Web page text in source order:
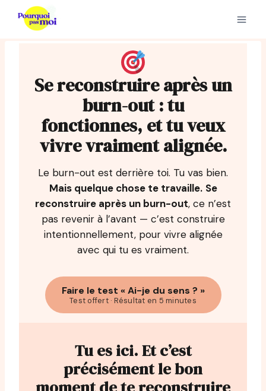
Se reconstruire après un
burn-out : tu
fonctionnes, et tu veux
vivre vraiment alignée.
Le burn-out est derrière toi. Tu vas bien.
Mais quelque chose te travaille. Se
reconstruire après un burn-out, ce n’est
pas revenir à l’avant — c’est construire
intentionnellement, pour vivre alignée
avec qui tu es vraiment.
Faire le test « Ai-je du sens ? »
Test offert · Résultat en 5 minutes
Tu es ici. Et c’est
précisément le bon